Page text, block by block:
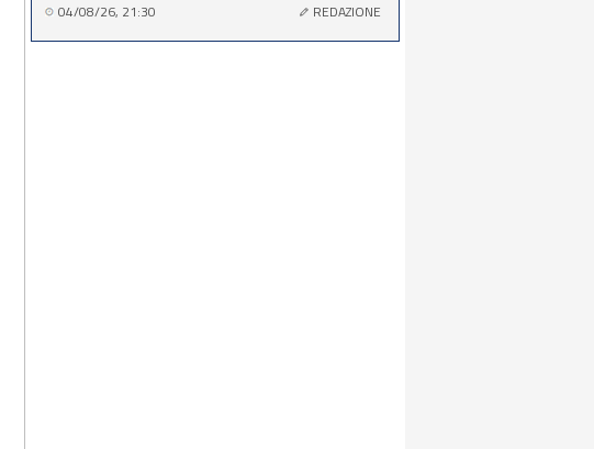
04/08/26, 21:30 REDAZIONE